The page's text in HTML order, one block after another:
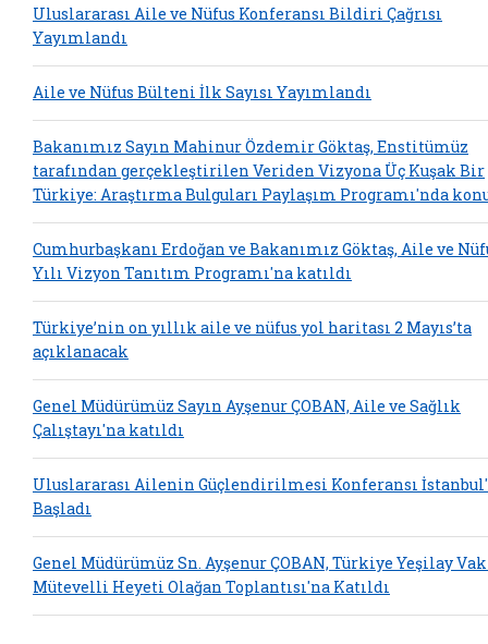
Uluslararası Aile ve Nüfus Konferansı Bildiri Çağrısı
Yayımlandı
Aile ve Nüfus Bülteni İlk Sayısı Yayımlandı
Bakanımız Sayın Mahinur Özdemir Göktaş, Enstitümüz
tarafından gerçekleştirilen Veriden Vizyona Üç Kuşak Bir
Türkiye: Araştırma Bulguları Paylaşım Programı'nda
Cumhurbaşkanı Erdoğan ve Bakanımız Göktaş, Aile ve
Yılı Vizyon Tanıtım Programı'na katıldı
Türkiye’nin on yıllık aile ve nüfus yol haritası 2 Mayıs’ta
açıklanacak
Genel Müdürümüz Sayın Ayşenur ÇOBAN, Aile ve Sağlık
Çalıştayı'na katıldı
Uluslararası Ailenin Güçlendirilmesi Konferansı
Başladı
Genel Müdürümüz Sn. Ayşenur ÇOBAN, Türkiye Yeşilay
Mütevelli Heyeti Olağan Toplantısı'na Katıldı